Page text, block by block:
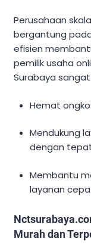
Perusahaan
bergantung
efisien
pemilik usaha
Surabaya
Hemat
Mendukung
dengan
Membantu
layanan
Murah dan